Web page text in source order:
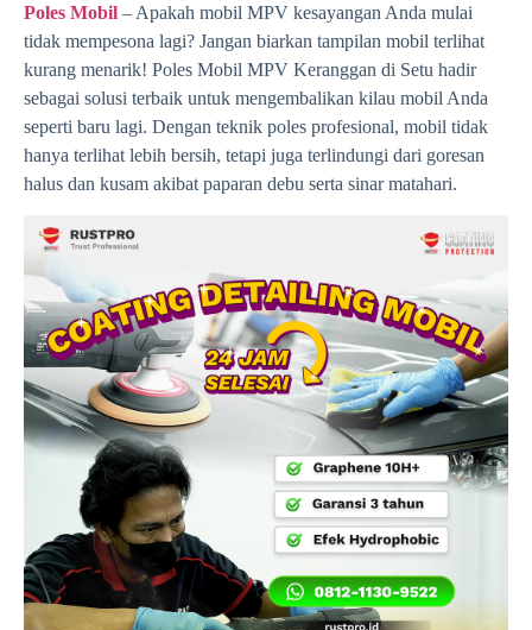
Poles Mobil – Apakah mobil MPV kesayangan Anda mulai
tidak mempesona lagi? Jangan biarkan tampilan mobil terlihat
kurang menarik! Poles Mobil MPV Keranggan di Setu hadir
sebagai solusi terbaik untuk mengembalikan kilau mobil Anda
seperti baru lagi. Dengan teknik poles profesional, mobil tidak
hanya terlihat lebih bersih, tetapi juga terlindungi dari goresan
halus dan kusam akibat paparan debu serta sinar matahari.